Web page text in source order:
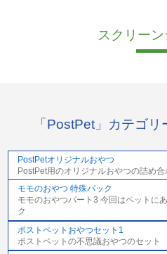
スクリー
「PostPet」カテゴ
PostPetオリジナルおやつ
PostPet用のオリジナルおやつの詰め合
モモのおやつ 特殊パック
モモのおやつパート3 今回はペットに
ク
ポストペットおやつセット1
ポストペットの不思議おやつのセット